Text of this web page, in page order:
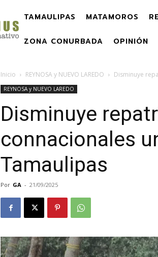
TAMAULIPAS MATAMOROS
ZONA CONURBADA OPINIÓN
Inicio REYNOSA y NUEVO LAREDO Disminuye
REYNOSA y NUEVO LAREDO
Disminuye
connacionales
Tamaulipas
Por GA - 21/09/2025